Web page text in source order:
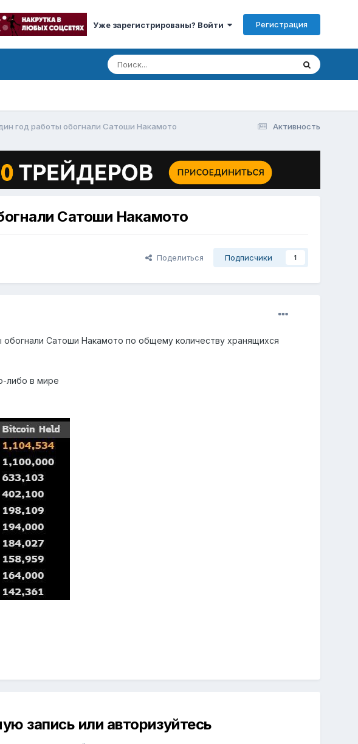
Уже зарегистрированы? Войти Регистрация
Активность
год работы обогнали Сатоши Накамото
Сатоши Накамото
Поделиться Подписчики 1
Сатоши Накамото по общему количеству хранящихся
либо в мире
запись или авторизуйтесь